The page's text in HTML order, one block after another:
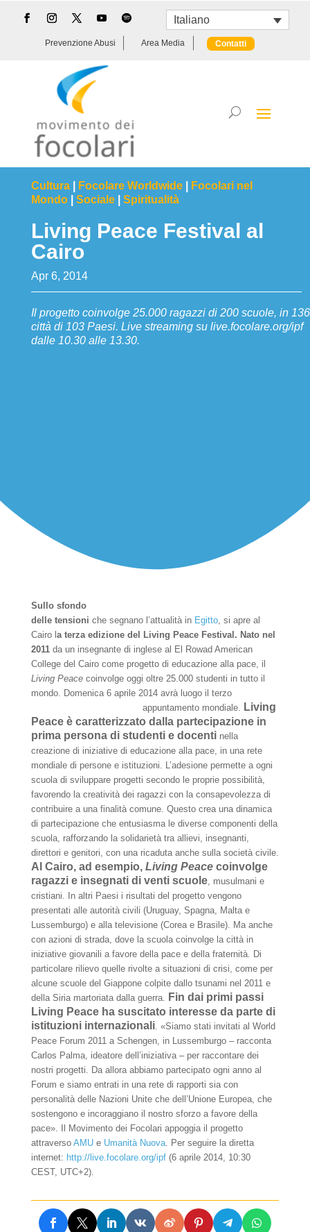
Italiano
Prevenzione Abusi Area Media Contatti
Cultura| Focolare Worldwide|
Focolari nel
Mondo| Sociale| Spiritualità
Living Peace Festival al
Cairo
Apr 6, 2014
Il progetto coinvolge 25.000 ragazzi di 200 scuole, in 136
città di 103 Paesi. Live streaming su live.focolare.org/ipf
dalle 10.30 alle 13.30.
Sullo sfondo
delle tensioni che segnano l’attualità in Egitto, si apre al
Cairo l a terza edizione del Living Peace Festival. Nato nel
2011da un insegnante di inglese al El Rowad American
College del Cairo come progetto di educazione alla pace, il
Living Peacecoinvolge oggi oltre 25.000 studenti in tutto il
mondo. Domenica 6 aprile 2014 avrà luogo il terzo
appuntamento mondiale.
Living
Peace è caratterizzato dalla partecipazione in
prima persona di studenti e docentinella
creazione di iniziative di educazione alla pace, in una rete
mondiale di persone e istituzioni. L’adesione permette a ogni
scuola di sviluppare progetti secondo le proprie possibilità,
favorendo la creatività dei ragazzi con la consapevolezza di
contribuire a una finalità comune. Questo crea una dinamica
di partecipazione che entusiasma le diverse componenti della
scuola, rafforzando la solidarietà tra allievi, insegnanti,
direttori e genitori, con una ricaduta anche sulla società civile.
Al Cairo, ad esempio, Living Peacecoinvolge
ragazzi e insegnati di venti scuole, musulmani e
cristiani. In altri Paesi i risultati del progetto vengono
presentati alle autorità civili (Uruguay, Spagna, Malta e
Lussemburgo) e alla televisione (Corea e Brasile). Ma anche
con azioni di strada, dove la scuola coinvolge la città in
iniziative giovanili a favore della pace e della fraternità. Di
particolare rilievo quelle rivolte a situazioni di crisi, come per
alcune scuole del Giappone colpite dallo tsunami nel 2011 e
della Siria martoriata dalla guerra.
Fin dai primi passi
Living Peace ha suscitato interesse da parte di
istituzioni internazionali. «Siamo stati invitati al World
Peace Forum 2011 a Schengen, in Lussemburgo – racconta
Carlos Palma, ideatore dell’iniziativa – per raccontare dei
nostri progetti. Da allora abbiamo partecipato ogni anno al
Forum e siamo entrati in una rete di rapporti sia con
personalità delle Nazioni Unite che dell’Unione Europea, che
sostengono e incoraggiano il nostro sforzo a favore della
pace».
Il Movimento dei Focolari appoggia il progetto
attraverso AMUe Umanità Nuova.
Per seguire la diretta
internet: http://live.focolare.org/ipf(6 aprile 2014, 10:30
CEST, UTC+2).